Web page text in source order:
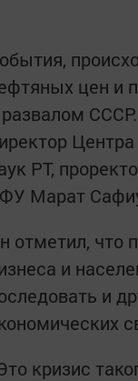
цен и
РТ,
Марат
отметил, что
и
и
кризис